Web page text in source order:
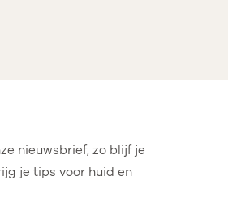
nieuwsbrief, zo blijf je
je tips voor huid en